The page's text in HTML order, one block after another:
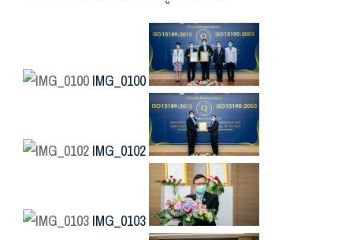
IMG_0100
IMG_0102
IMG_0103